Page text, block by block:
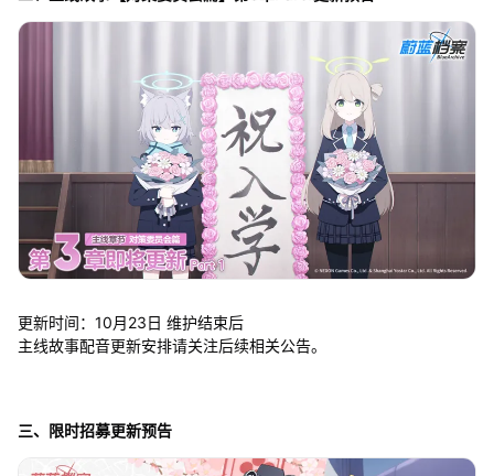
更新时间：10月23日 维护结束后
主线故事配音更新安排请关注后续相关公告。
三、限时招募更新预告